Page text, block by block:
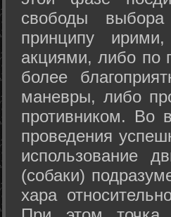
свободы
принципу
акциями, либо по
более
маневры, либо
противником. Во
проведения
использование
(собаки)
хара